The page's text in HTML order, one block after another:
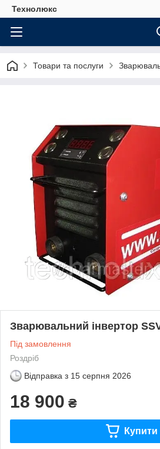
Технолюкс
Товари та послуги
Зварювальний інвертор
Під замовлення
Роздріб
Відправка з 15 серпня 2026
18 900 ₴
Купити